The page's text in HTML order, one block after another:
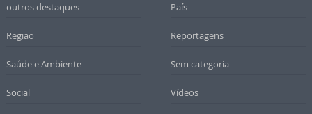
outros destaques País
Região Reportagens
Saúde e Ambiente Sem categoria
Social Vídeos